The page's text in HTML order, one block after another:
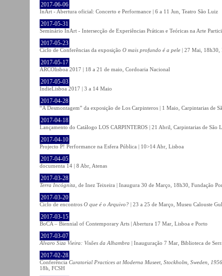
2017-06-06
InArt - Abertura oficial: Concerto e Performance | 6 a 11 Jun, Teatro São Luiz
2017-05-31
Seminário InArt - Intersecção de Experiências Práticas e Teóricas na Arte
2017-05-23
Ciclo de Conferências da exposição O mais profundo é a pele | 27 Mai, 18h30,
2017-05-17
ARCOlisboa 2017 | 18 a 21 de maio, Cordoaria Nacional
2017-05-03
IndieLisboa 2017 | 3 a 14 Maio
2017-04-28
“A Desmontagem” da exposição de Los Carpinteros | 1 Maio, Carpintarias de
2017-04-18
Lançamento do Catálogo LOS CARPINTEROS | 21 Abril, Carpintarias de São
2017-04-10
Projecto P! Performance na Esfera Pública | 10>14 Abr, Lisboa
2017-04-05
documenta 14 | 8 Abr, Atenas
2017-03-28
Terra Incógnita , de Inez Teixeira | Inaugura 30 de Março, 18h30, Fundação
2017-03-20
Ciclo de encontros O que é o Arquivo? | 23 a 25 de Março, Museu Calouste
2017-03-15
BoCA – Biennial of Contemporary Arts | Abertura 17 Mar, Lisboa e Porto
2017-03-07
Álvaro Siza Vieira: Visões da Alhambra | Inauguração 7 Mar, Biblioteca de
2017-02-28
Conferência Curatorial Practices at Moderna Museet, Stockholm, Sweden,
18h, FCSH